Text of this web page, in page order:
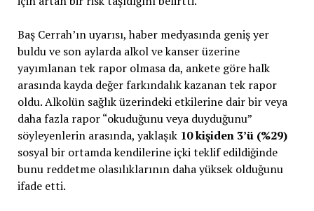
Baş Cerrah’ın uyarısı, haber medyasında geniş yer
buldu ve son aylarda alkol ve kanser üzerine
yayımlanan tek rapor olmasa da, ankete göre halk
arasında kayda değer farkındalık kazanan tek rapor
oldu. Alkolün sağlık üzerindeki etkilerine dair bir veya
daha fazla rapor “okuduğunu veya duyduğunu”
söyleyenlerin arasında, yaklaşık 10 kişiden 3’ü (%29)
sosyal bir ortamda kendilerine içki teklif edildiğinde
bunu reddetme olasılıklarının daha yüksek olduğunu
ifade etti.